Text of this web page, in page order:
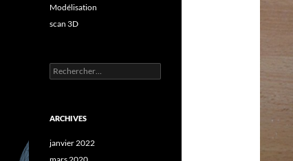
Modélisation
scan 3D
Rechercher :
ARCHIVES
janvier 2022